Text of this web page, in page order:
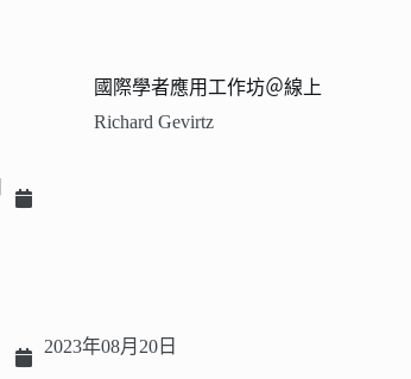
國際學者應用工作坊＠線上
Richard Gevirtz
2023年08月20日